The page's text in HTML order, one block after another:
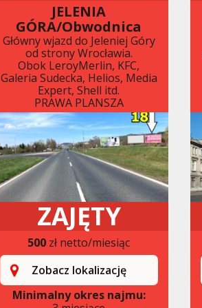
JELENIA
GÓRA/Obwodnica
Główny wjazd do Jeleniej Góry
od strony Wrocławia.
Obok LeroyMerlin, KFC,
Galeria Sudecka, Helios, Media
Expert, Shell itd.
PRAWA PLANSZA
ZAJĘTY
500 zł netto/miesiąc
Zobacz lokalizację
Minimalny okres najmu: